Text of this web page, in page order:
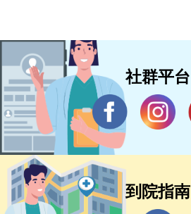
社群平台
到院指南